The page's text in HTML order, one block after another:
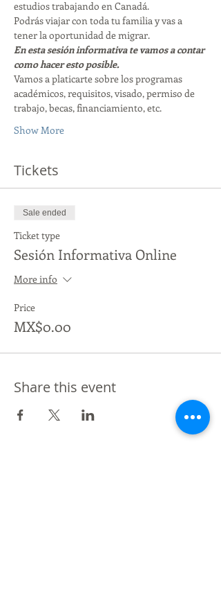
estudios trabajando en Canadá.
Podrás viajar con toda tu familia y vas a
tener la oportunidad de migrar.
En esta sesión informativa te vamos a contar
como hacer esto posible.
Vamos a platicarte sobre los programas
académicos, requisitos, visado, permiso de
trabajo, becas, financiamiento, etc.
Show More
Tickets
Sale ended
Ticket type
Sesión Informativa Online
More info
Price
MX$0.00
Share this event